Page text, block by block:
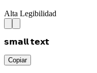
Alta Legibilidad
𝘀𝗺𝗮𝗹𝗹 𝘁𝗲𝘅𝘁
Copiar